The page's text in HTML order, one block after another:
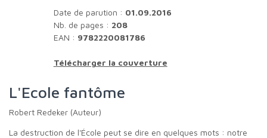
Date de parution : 01.09.2016
Nb. de pages : 208
EAN : 9782220081786
Télécharger la couverture
L'Ecole fantôme
Robert Redeker (Auteur)
La destruction de l'École peut se dire en quelques mots : notre